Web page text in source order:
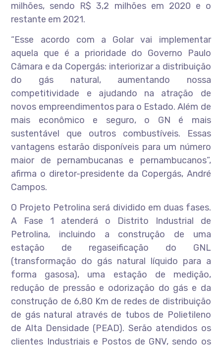
milhões, sendo R$ 3,2 milhões em 2020 e o
restante em 2021.
“Esse acordo com a Golar vai implementar
aquela que é a prioridade do Governo Paulo
Câmara e da Copergás: interiorizar a distribuição
do gás natural, aumentando nossa
competitividade e ajudando na atração de
novos empreendimentos para o Estado. Além de
mais econômico e seguro, o GN é mais
sustentável que outros combustíveis. Essas
vantagens estarão disponíveis para um número
maior de pernambucanas e pernambucanos”,
afirma o diretor-presidente da Copergás, André
Campos.
O Projeto Petrolina será dividido em duas fases.
A Fase 1 atenderá o Distrito Industrial de
Petrolina, incluindo a construção de uma
estação de regaseificação do GNL
(transformação do gás natural líquido para a
forma gasosa), uma estação de medição,
redução de pressão e odorização do gás e da
construção de 6,80 Km de redes de distribuição
de gás natural através de tubos de Polietileno
de Alta Densidade (PEAD). Serão atendidos os
clientes Industriais e Postos de GNV, sendo os